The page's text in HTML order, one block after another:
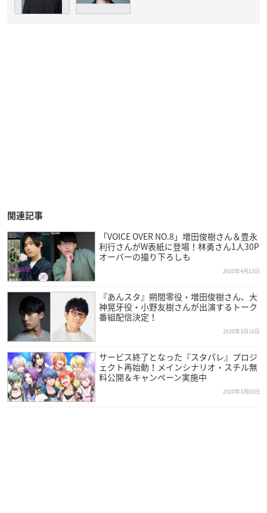
関連記事
「VOICE OVER NO.8」増田俊樹さん＆豊永
利行さんがW表紙に登場！林勇さん1人30P
オーバーの撮り下ろしも
2020年4月13日
『あんスタ』朔間零役・増田俊樹さん、大
神晃牙役・小野友樹さんが出演するトーク
番組配信決定！
2020年3月16日
サービス終了となった『スタパレ』プロジ
ェクト再始動！メインシナリオ・スチル無
料公開＆キャンペーン実施中
2020年3月03日